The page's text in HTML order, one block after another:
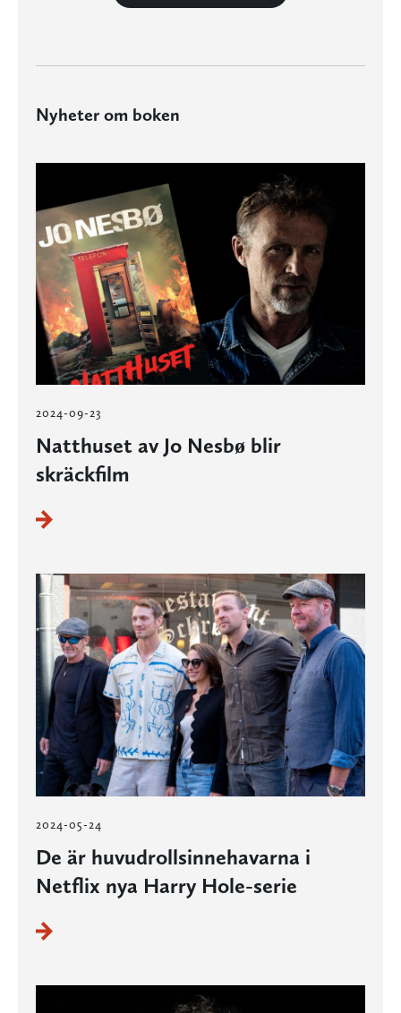
Nyheter om boken
2024-09-23
Natthuset av Jo Nesbø blir
skräckfilm
2024-05-24
De är huvudrollsinnehavarna i
Netflix nya Harry Hole-serie